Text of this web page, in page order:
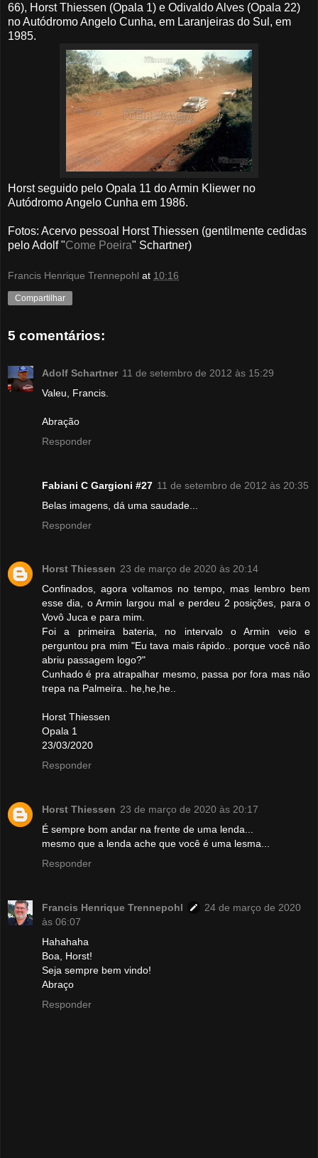
66), Horst Thiessen (Opala 1) e Odivaldo Alves (Opala 22)
no Autódromo Angelo Cunha, em Laranjeiras do Sul, em
1985.
Horst seguido pelo Opala 11 do Armin Kliewer no
Autódromo Angelo Cunha em 1986.
Fotos: Acervo pessoal Horst Thiessen (gentilmente cedidas
pelo Adolf "Come Poeira" Schartner)
Francis Henrique Trennepohl at 10:16
Compartilhar
5 comentários:
Adolf Schartner 11 de setembro de 2012 às 15:29
Valeu, Francis.
Abração
Responder
Fabiani C Gargioni #27 11 de setembro de 2012 às 20:35
Belas imagens, dá uma saudade...
Responder
Horst Thiessen 23 de março de 2020 às 20:14
Confinados, agora voltamos no tempo, mas lembro bem
esse dia, o Armin largou mal e perdeu 2 posições, para o
Vovô Juca e para mim.
Foi a primeira bateria, no intervalo o Armin veio e
perguntou pra mim "Eu tava mais rápido.. porque você não
abriu passagem logo?"
Cunhado é pra atrapalhar mesmo, passa por fora mas não
trepa na Palmeira.. he,he,he..
Horst Thiessen
Opala 1
23/03/2020
Responder
Horst Thiessen 23 de março de 2020 às 20:17
É sempre bom andar na frente de uma lenda...
mesmo que a lenda ache que você é uma lesma...
Responder
Francis Henrique Trennepohl
24 de março de 2020
às 06:07
Hahahaha
Boa, Horst!
Seja sempre bem vindo!
Abraço
Responder